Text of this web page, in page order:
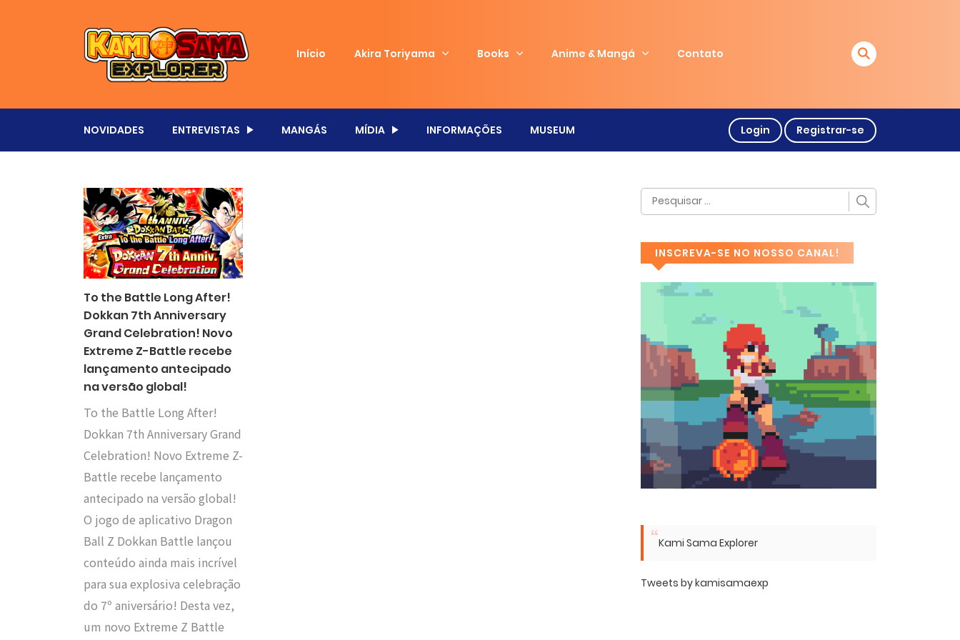
Início Akira Toriyama Books Anime & Mangá Contato
NOVIDADES ENTREVISTAS MANGÁS MÍDIA INFORMAÇÕES MUSEUM Login Registrar-se
To the Battle Long After!
Dokkan 7th Anniversary
Grand Celebration! Novo
Extreme Z-Battle recebe
lançamento antecipado
na versão global!
To the Battle Long After!
Dokkan 7th Anniversary Grand
Celebration! Novo Extreme Z-
Battle recebe lançamento
antecipado na versão global!
O jogo de aplicativo Dragon
Ball Z Dokkan Battle lançou
conteúdo ainda mais incrível
para sua explosiva celebração
do 7º aniversário! Desta vez,
um novo Extreme Z Battle
INSCREVA-SE NO NOSSO CANAL!
Kami Sama Explorer
Tweets by kamisamaexp